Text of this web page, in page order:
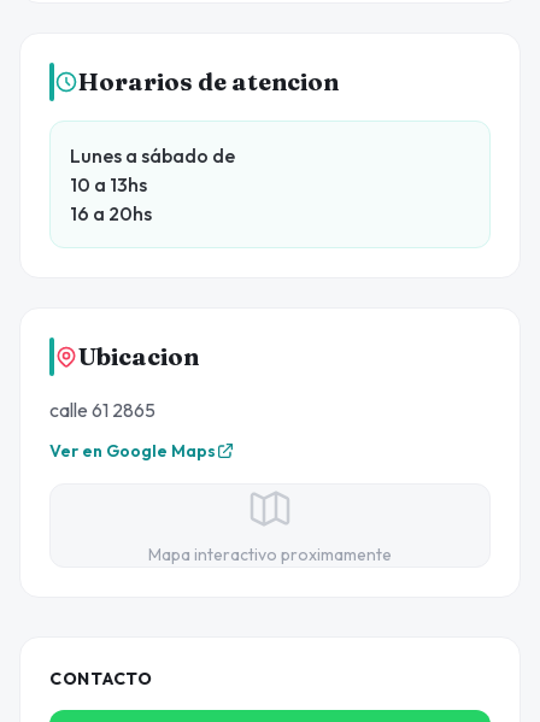
Horarios de atencion
Lunes a sábado de
10 a 13hs
16 a 20hs
Ubicacion
calle 61 2865
Ver en Google Maps
Mapa interactivo proximamente
CONTACTO